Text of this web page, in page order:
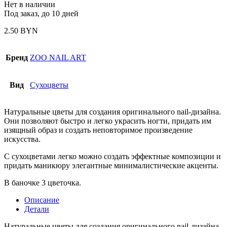
Нет в наличии
Под заказ, до 10 дней
2.50 BYN
Бренд ZOO NAIL ART
Вид Сухоцветы
Натуральные цветы для создания оригинального nail-дизайна.
Они позволяют быстро и легко украсить ногти, придать им
изящный образ и создать неповторимое произведение
искусства.
С сухоцветами легко можно создать эффектные композиции и
придать маникюру элегантные минималистические акценты.
В баночке 3 цветочка.
Описание
Детали